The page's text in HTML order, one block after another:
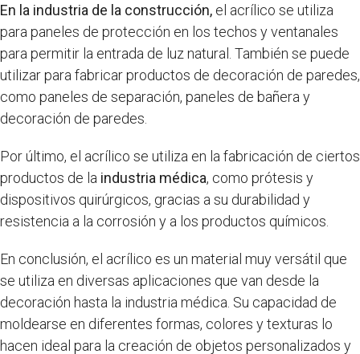
En la industria de la construcción, el acrílico se utiliza
para paneles de protección en los techos y ventanales
para permitir la entrada de luz natural. También se puede
utilizar para fabricar productos de decoración de paredes,
como paneles de separación, paneles de bañera y
decoración de paredes.
Por último, el acrílico se utiliza en la fabricación de ciertos
productos de la industria médica, como prótesis y
dispositivos quirúrgicos, gracias a su durabilidad y
resistencia a la corrosión y a los productos químicos.
En conclusión, el acrílico es un material muy versátil que
se utiliza en diversas aplicaciones que van desde la
decoración hasta la industria médica. Su capacidad de
moldearse en diferentes formas, colores y texturas lo
hacen ideal para la creación de objetos personalizados y